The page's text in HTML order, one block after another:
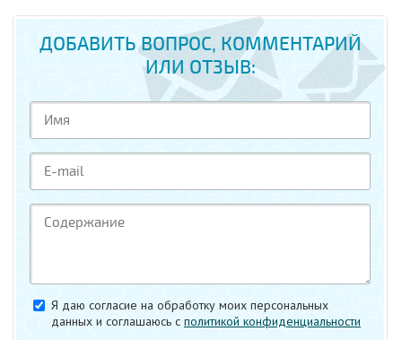
ДОБАВИТЬ ВОПРОС, КОММЕНТАРИЙ
ИЛИ ОТЗЫВ:
Я даю согласие на обработку моих персональных
данных и соглашаюсь c политикой конфиденциальности